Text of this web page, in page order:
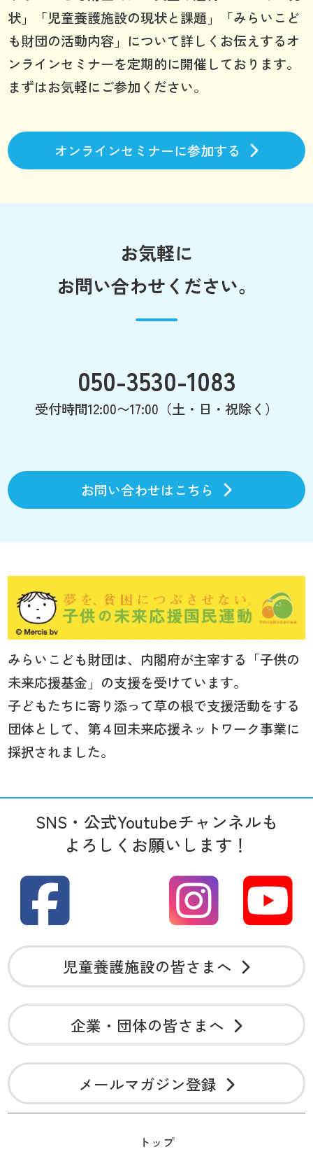
状」「児童養護施設の現状と課題」「みらいこど
も財団の活動内容」について詳しくお伝えするオ
ンラインセミナーを定期的に開催しております。
まずはお気軽にご参加ください。
オンラインセミナーに参加する
お気軽に
お問い合わせください。
050-3530-1083
受付時間12:00〜17:00（土・日・祝除く）
お問い合わせはこちら
みらいこども財団は、内閣府が主宰する「子供の
未来応援基金」の支援を受けています。
子どもたちに寄り添って草の根で支援活動をする
団体として、第４回未来応援ネットワーク事業に
採択されました。
SNS・公式Youtubeチャンネルも
よろしくお願いします！
児童養護施設の皆さまへ
企業・団体の皆さまへ
メールマガジン登録
トップ